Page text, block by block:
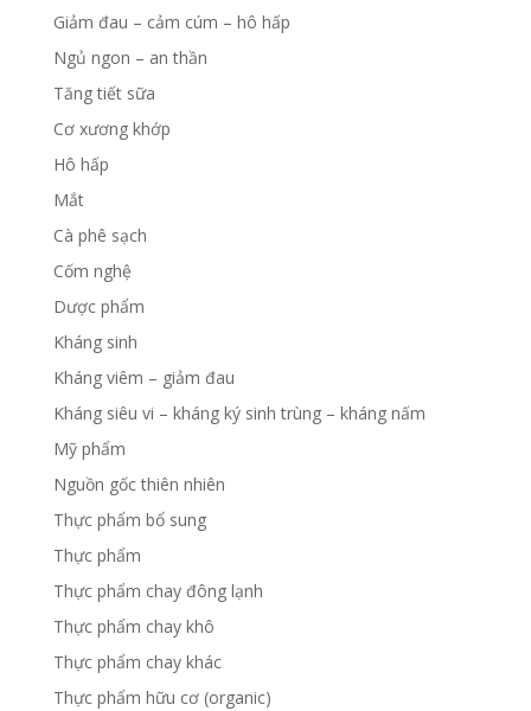
Giảm đau – cảm cúm – hô hấp
Ngủ ngon – an thần
Tăng tiết sữa
Cơ xương khớp
Hô hấp
Mắt
Cà phê sạch
Cốm nghệ
Dược phẩm
Kháng sinh
Kháng viêm – giảm đau
Kháng siêu vi – kháng ký sinh trùng – kháng nấm
Mỹ phẩm
Nguồn gốc thiên nhiên
Thực phẩm bổ sung
Thực phẩm
Thực phẩm chay đông lạnh
Thực phẩm chay khô
Thực phẩm chay khác
Thực phẩm hữu cơ (organic)